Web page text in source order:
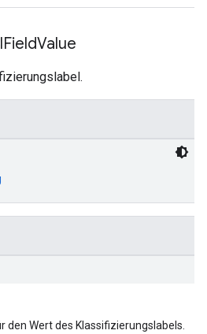
FieldValue
den Wert des Klassifizierungslabels.